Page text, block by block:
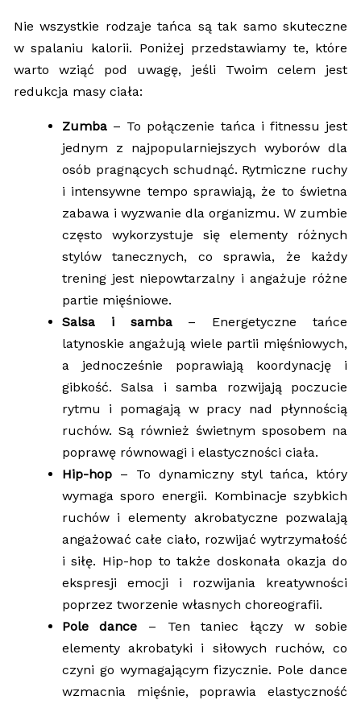
Nie wszystkie rodzaje tańca są tak samo skuteczne
w spalaniu kalorii. Poniżej przedstawiamy te, które
warto wziąć pod uwagę, jeśli Twoim celem jest
redukcja masy ciała:
Zumba– To połączenie tańca i fitnessu jest
jednym z najpopularniejszych wyborów dla
osób pragnących schudnąć. Rytmiczne ruchy
i intensywne tempo sprawiają, że to świetna
zabawa i wyzwanie dla organizmu. W zumbie
często wykorzystuje się elementy różnych
stylów tanecznych, co sprawia, że każdy
trening jest niepowtarzalny i angażuje różne
partie mięśniowe.
Salsa i samba– Energetyczne tańce
latynoskie angażują wiele partii mięśniowych,
a jednocześnie poprawiają koordynację i
gibkość. Salsa i samba rozwijają poczucie
rytmu i pomagają w pracy nad płynnością
ruchów. Są również świetnym sposobem na
poprawę równowagi i elastyczności ciała.
Hip-hop– To dynamiczny styl tańca, który
wymaga sporo energii. Kombinacje szybkich
ruchów i elementy akrobatyczne pozwalają
angażować całe ciało, rozwijać wytrzymałość
i siłę. Hip-hop to także doskonała okazja do
ekspresji emocji i rozwijania kreatywności
poprzez tworzenie własnych choreografii.
Pole dance – Ten taniec łączy w sobie
elementy akrobatyki i siłowych ruchów, co
czyni go wymagającym fizycznie. Pole dance
wzmacnia mięśnie, poprawia elastyczność